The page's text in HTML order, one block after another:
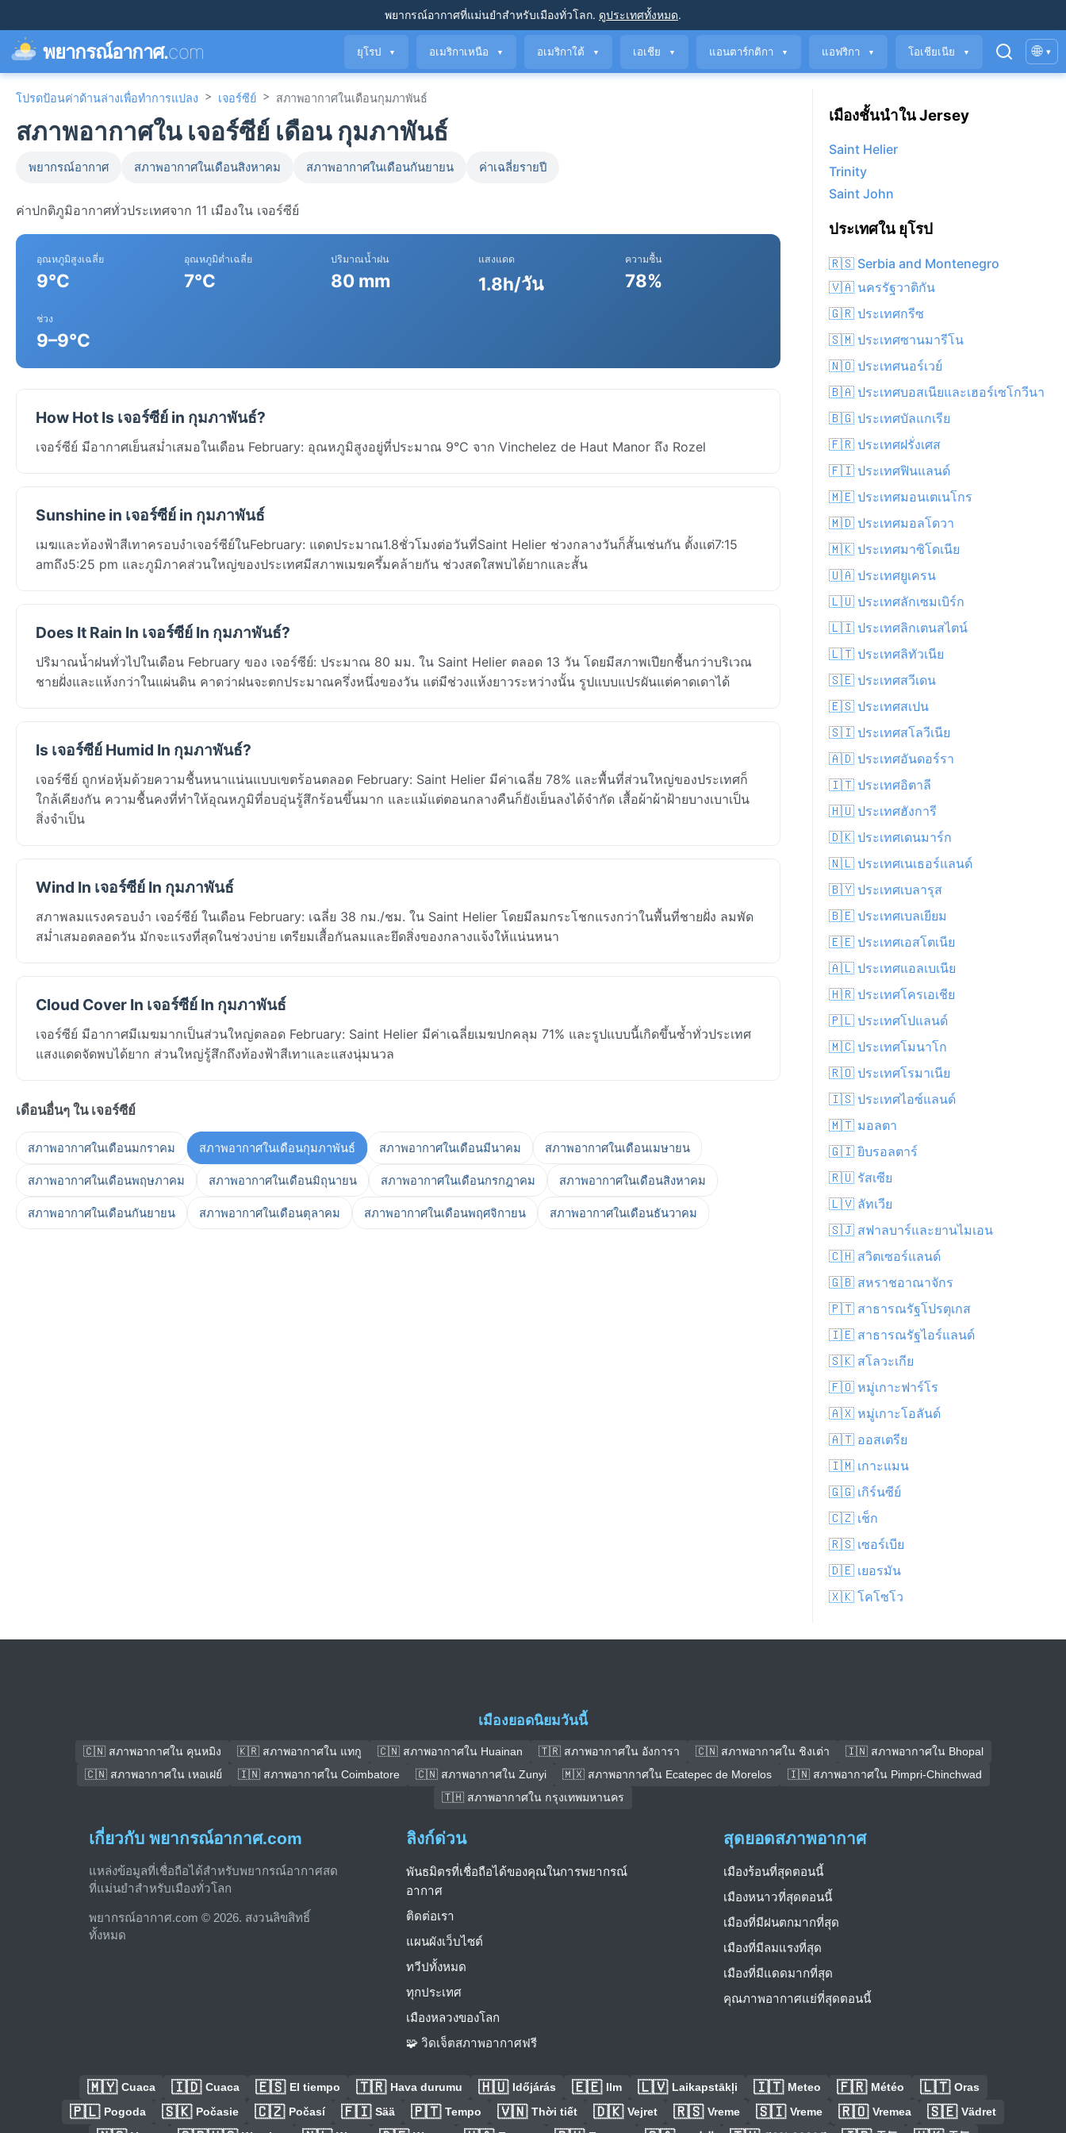
พยากรณ์อากาศที่แม่นยำสำหรับเมืองทั่วโลก. ดูประเทศทั้งหมด.
พยากรณ์อากาศ.com ยุโรป ▼ อเมริกาเหนือ ▼ อเมริกาใต้ ▼ เอเชีย ▼ แอนตาร์กติกา ▼ แอฟริกา ▼ โอเชียเนีย ▼ 🌐 ▾
โปรดป้อนค่าด้านล่างเพื่อทำการแปลง > เจอร์ซีย์ > สภาพอากาศในเดือนกุมภาพันธ์
สภาพอากาศใน เจอร์ซีย์ เดือน กุมภาพันธ์
พยากรณ์อากาศ สภาพอากาศในเดือนสิงหาคม สภาพอากาศในเดือนกันยายน ค่าเฉลี่ยรายปี
ค่าปกติภูมิอากาศทั่วประเทศจาก 11 เมืองใน เจอร์ซีย์
อุณหภูมิสูงเฉลี่ย
9°C
อุณหภูมิต่ำเฉลี่ย
7°C
ปริมาณน้ำฝน
80 mm
แสงแดด
1.8h/วัน
ความชื้น
78%
ช่วง
9–9°C
How Hot Is เจอร์ซีย์ in กุมภาพันธ์?
เจอร์ซีย์ มีอากาศเย็นสม่ำเสมอในเดือน February: อุณหภูมิสูงอยู่ที่ประมาณ 9°C จาก Vinchelez de Haut Manor ถึง Rozel
Sunshine in เจอร์ซีย์ in กุมภาพันธ์
เมฆและท้องฟ้าสีเทาครอบงำเจอร์ซีย์ในFebruary: แดดประมาณ1.8ชั่วโมงต่อวันที่Saint Helier ช่วงกลางวันก็สั้นเช่นกัน ตั้งแต่7:15
amถึง5:25 pm และภูมิภาคส่วนใหญ่ของประเทศมีสภาพเมฆครึ้มคล้ายกัน ช่วงสดใสพบได้ยากและสั้น
Does It Rain In เจอร์ซีย์ In กุมภาพันธ์?
ปริมาณน้ำฝนทั่วไปในเดือน February ของ เจอร์ซีย์: ประมาณ 80 มม. ใน Saint Helier ตลอด 13 วัน โดยมีสภาพเปียกชื้นกว่าบริเวณ
ชายฝั่งและแห้งกว่าในแผ่นดิน คาดว่าฝนจะตกประมาณครึ่งหนึ่งของวัน แต่มีช่วงแห้งยาวระหว่างนั้น รูปแบบแปรผันแต่คาดเดาได้
Is เจอร์ซีย์ Humid In กุมภาพันธ์?
เจอร์ซีย์ ถูกห่อหุ้มด้วยความชื้นหนาแน่นแบบเขตร้อนตลอด February: Saint Helier มีค่าเฉลี่ย 78% และพื้นที่ส่วนใหญ่ของประเทศก็
ใกล้เคียงกัน ความชื้นคงที่ทำให้อุณหภูมิที่อบอุ่นรู้สึกร้อนขึ้นมาก และแม้แต่ตอนกลางคืนก็ยังเย็นลงได้จำกัด เสื้อผ้าผ้าฝ้ายบางเบาเป็น
สิ่งจำเป็น
Wind In เจอร์ซีย์ In กุมภาพันธ์
สภาพลมแรงครอบงำ เจอร์ซีย์ ในเดือน February: เฉลี่ย 38 กม./ชม. ใน Saint Helier โดยมีลมกระโชกแรงกว่าในพื้นที่ชายฝั่ง ลมพัด
สม่ำเสมอตลอดวัน มักจะแรงที่สุดในช่วงบ่าย เตรียมเสื้อกันลมและยึดสิ่งของกลางแจ้งให้แน่นหนา
Cloud Cover In เจอร์ซีย์ In กุมภาพันธ์
เจอร์ซีย์ มีอากาศมีเมฆมากเป็นส่วนใหญ่ตลอด February: Saint Helier มีค่าเฉลี่ยเมฆปกคลุม 71% และรูปแบบนี้เกิดขึ้นซ้ำทั่วประเทศ
แสงแดดจัดพบได้ยาก ส่วนใหญ่รู้สึกถึงท้องฟ้าสีเทาและแสงนุ่มนวล
เดือนอื่นๆ ใน เจอร์ซีย์
สภาพอากาศในเดือนมกราคม สภาพอากาศในเดือนกุมภาพันธ์ สภาพอากาศในเดือนมีนาคม สภาพอากาศในเดือนเมษายน
สภาพอากาศในเดือนพฤษภาคม สภาพอากาศในเดือนมิถุนายน สภาพอากาศในเดือนกรกฎาคม สภาพอากาศในเดือนสิงหาคม
สภาพอากาศในเดือนกันยายน สภาพอากาศในเดือนตุลาคม สภาพอากาศในเดือนพฤศจิกายน สภาพอากาศในเดือนธันวาคม
เมืองชั้นนำใน Jersey
Saint Helier
Trinity
Saint John
ประเทศใน ยุโรป
🇷🇸 Serbia and Montenegro
🇻🇦 นครรัฐวาติกัน
🇬🇷 ประเทศกรีซ
🇸🇲 ประเทศซานมารีโน
🇳🇴 ประเทศนอร์เวย์
🇧🇦 ประเทศบอสเนียและเฮอร์เซโกวีนา
🇧🇬 ประเทศบัลแกเรีย
🇫🇷 ประเทศฝรั่งเศส
🇫🇮 ประเทศฟินแลนด์
🇲🇪 ประเทศมอนเตเนโกร
🇲🇩 ประเทศมอลโดวา
🇲🇰 ประเทศมาซิโดเนีย
🇺🇦 ประเทศยูเครน
🇱🇺 ประเทศลักเซมเบิร์ก
🇱🇮 ประเทศลิกเตนสไตน์
🇱🇹 ประเทศลิทัวเนีย
🇸🇪 ประเทศสวีเดน
🇪🇸 ประเทศสเปน
🇸🇮 ประเทศสโลวีเนีย
🇦🇩 ประเทศอันดอร์รา
🇮🇹 ประเทศอิตาลี
🇭🇺 ประเทศฮังการี
🇩🇰 ประเทศเดนมาร์ก
🇳🇱 ประเทศเนเธอร์แลนด์
🇧🇾 ประเทศเบลารุส
🇧🇪 ประเทศเบลเยียม
🇪🇪 ประเทศเอสโตเนีย
🇦🇱 ประเทศแอลเบเนีย
🇭🇷 ประเทศโครเอเชีย
🇵🇱 ประเทศโปแลนด์
🇲🇨 ประเทศโมนาโก
🇷🇴 ประเทศโรมาเนีย
🇮🇸 ประเทศไอซ์แลนด์
🇲🇹 มอลตา
🇬🇮 ยิบรอลตาร์
🇷🇺 รัสเซีย
🇱🇻 ลัทเวีย
🇸🇯 สฟาลบาร์และยานไมเอน
🇨🇭 สวิตเซอร์แลนด์
🇬🇧 สหราชอาณาจักร
🇵🇹 สาธารณรัฐโปรตุเกส
🇮🇪 สาธารณรัฐไอร์แลนด์
🇸🇰 สโลวะเกีย
🇫🇴 หมู่เกาะฟาร์โร
🇦🇽 หมู่เกาะโอลันด์
🇦🇹 ออสเตรีย
🇮🇲 เกาะแมน
🇬🇬 เกิร์นซีย์
🇨🇿 เช็ก
🇷🇸 เซอร์เบีย
🇩🇪 เยอรมัน
🇽🇰 โคโซโว
เมืองยอดนิยมวันนี้
🇨🇳 สภาพอากาศใน คุนหมิง 🇰🇷 สภาพอากาศใน แทกู 🇨🇳 สภาพอากาศใน Huainan 🇹🇷 สภาพอากาศใน อังการา 🇨🇳 สภาพอากาศใน ชิงเต่า
🇮🇳 สภาพอากาศใน Bhopal
🇨🇳 สภาพอากาศใน เหอเฝย์
🇮🇳 สภาพอากาศใน Coimbatore 🇨🇳 สภาพอากาศใน Zunyi 🇲🇽 สภาพอากาศใน Ecatepec de Morelos
🇮🇳 สภาพอากาศใน Pimpri-Chinchwad
🇹🇭 สภาพอากาศใน กรุงเทพมหานคร
เกี่ยวกับ พยากรณ์อากาศ.com
แหล่งข้อมูลที่เชื่อถือได้สำหรับพยากรณ์อากาศสด
ที่แม่นยำสำหรับเมืองทั่วโลก
พยากรณ์อากาศ.com © 2026. สงวนลิขสิทธิ์
ทั้งหมด
ลิงก์ด่วน
พันธมิตรที่เชื่อถือได้ของคุณในการพยากรณ์
อากาศ
ติดต่อเรา
แผนผังเว็บไซต์
ทวีปทั้งหมด
ทุกประเทศ
เมืองหลวงของโลก
🧩 วิดเจ็ตสภาพอากาศฟรี
สุดยอดสภาพอากาศ
เมืองร้อนที่สุดตอนนี้
เมืองหนาวที่สุดตอนนี้
เมืองที่มีฝนตกมากที่สุด
เมืองที่มีลมแรงที่สุด
เมืองที่มีแดดมากที่สุด
คุณภาพอากาศแย่ที่สุดตอนนี้
🇲🇾 Cuaca 🇮🇩 Cuaca 🇪🇸 El tiempo 🇹🇷 Hava durumu 🇭🇺 Időjárás 🇪🇪 Ilm 🇱🇻 Laikapstākļi 🇮🇹 Meteo 🇫🇷 Météo 🇱🇹 Oras
🇵🇱 Pogoda 🇸🇰 Počasie 🇨🇿 Počasí 🇫🇮 Sää 🇵🇹 Tempo 🇻🇳 Thời tiết 🇩🇰 Vejret 🇷🇸 Vreme 🇸🇮 Vreme 🇷🇴 Vremea 🇸🇪 Vädret